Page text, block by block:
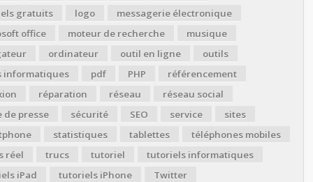
gratuits
logo
messagerie électronique
office
moteur de recherche
musique
ordinateur outil en ligne
outils
informatiques
pdf PHP
référencement
réparation réseau
réseau social
de presse
sécurité SEO service
sites
statistiques tablettes
téléphones mobiles
réel
trucs tutoriel
tutoriels informatiques
iPad
tutoriels iPhone
Twitter